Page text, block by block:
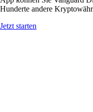
Hunderte andere
Jetzt starten